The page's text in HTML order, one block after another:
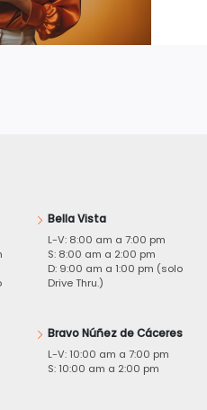
Bella Vista
L-V: 8:00 am a 7:00 pm
S: 8:00 am a 2:00 pm
D: 9:00 am a 1:00 pm (solo
Drive Thru.)
Bravo Núñez de Cáceres
L-V: 10:00 am a 7:00 pm
S: 10:00 am a 2:00 pm